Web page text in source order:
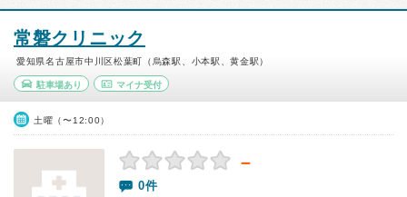
常磐クリニック
愛知県名古屋市中川区松葉町（烏森駅、小本駅、黄金駅）
駐車場あり マイナ受付
土曜（〜12:00）
－
0件